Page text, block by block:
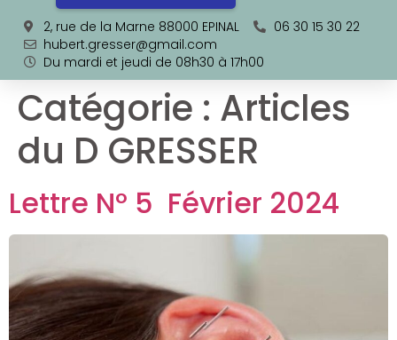
2, rue de la Marne 88000 EPINAL
06 30 15 30 22
hubert.gresser@gmail.com
Du mardi et jeudi de 08h30 à 17h00
Catégorie : Articles
du D GRESSER
Lettre N° 5 Février 2024